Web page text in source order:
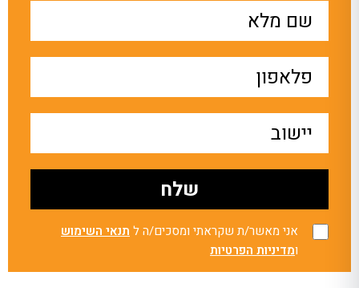
אני מאשר/ת שקראתי ומסכים/ה ל תנאי השימוש
ומדיניות הפרטיות